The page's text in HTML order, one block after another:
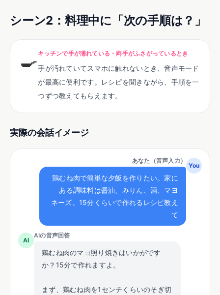
シーン2 ： 料理中に「次の手順は？」
🍳 キッチンで手が濡れている・両手がふさがっているとき
手が汚れていてスマホに触れないとき、音声モード
が最高に便利です。レシピを聞きながら、手順を一
つずつ教えてもらえます。
実際の会話イメージ
あなた（音声入力）
鶏むね肉で簡単な夕飯を作りたい。家に
ある調味料は醤油、みりん、酒、マヨ
ネーズ。15分くらいで作れるレシピ教え
て
You
AI
AIの音声回答
鶏むね肉のマヨ照り焼きはいかがです
か？15分で作れますよ。
まず、鶏むね肉を1センチくらいのそぎ切